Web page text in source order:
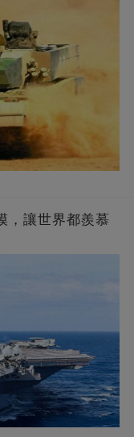
，讓世界都羨慕